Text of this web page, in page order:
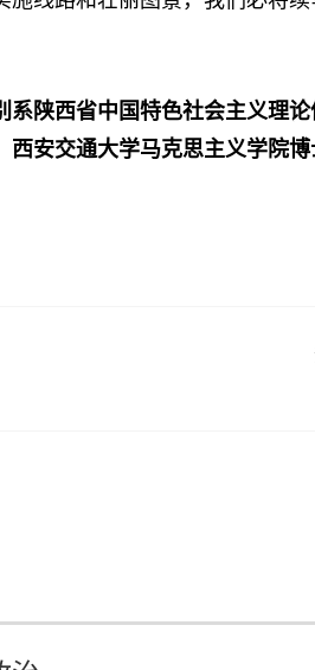
系陕西省中国特色社会主义理
安交通大学马克思主义学院博